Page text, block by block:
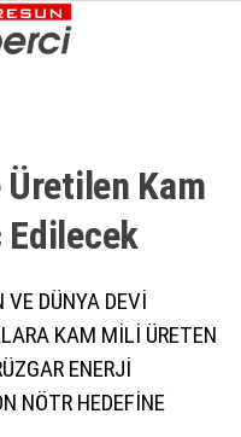
Kam
Edi̇lecek
VE DÜNYA DEVİ
KAM MİLİ ÜRETEN
ENERJİ
NÖTR HEDEFİNE